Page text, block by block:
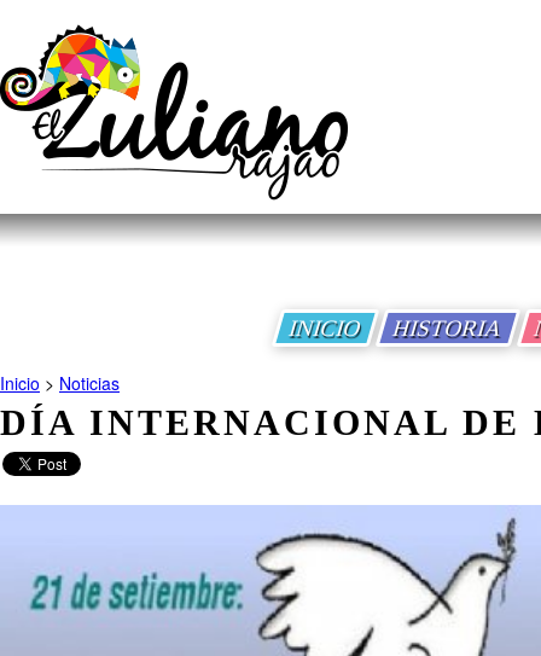
INICIO HISTORIA
Inicio > Noticias
DÍA INTERNACIONAL DE